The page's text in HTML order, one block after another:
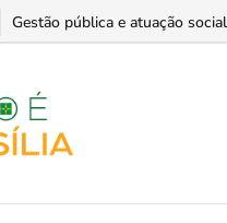
Gestão pública e atuação